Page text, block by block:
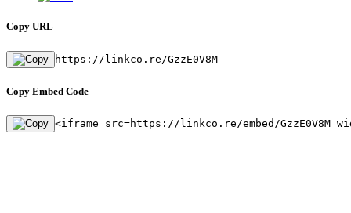
Copy URL
https://linkco.re/GzzE0V8M
Copy Embed Code
<iframe src=https://linkco.re/embed/GzzE0V8M